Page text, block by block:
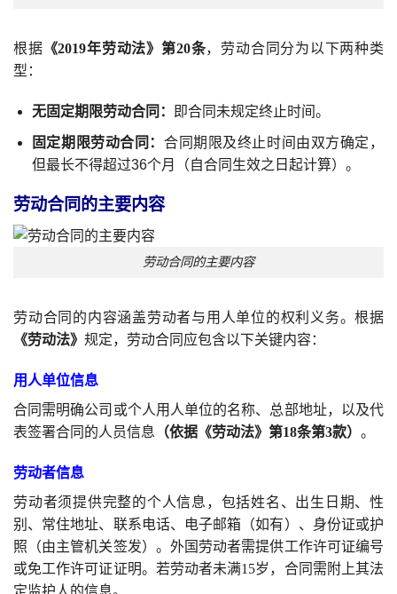
根据 《2019年劳动法》第20条，劳动合同分为以下两种类
型：
无固定期限劳动合同： 即合同未规定终止时间。
固定期限劳动合同： 合同期限及终止时间由双方确定，
但最长不得超过36个月（自合同生效之日起计算）。
劳动合同的主要内容
劳动合同的主要内容
劳动合同的内容涵盖劳动者与用人单位的权利义务。根据
《劳动法》 规定，劳动合同应包含以下关键内容：
用人单位信息
合同需明确公司或个人用人单位的名称、总部地址，以及代
表签署合同的人员信息 （依据《劳动法》第18条第3款） 。
劳动者信息
劳动者须提供完整的个人信息，包括姓名、出生日期、性
别、常住地址、联系电话、电子邮箱（如有）、身份证或护
照（由主管机关签发）。外国劳动者需提供工作许可证编号
或免工作许可证证明。若劳动者未满15岁，合同需附上其法
定监护人的信息。